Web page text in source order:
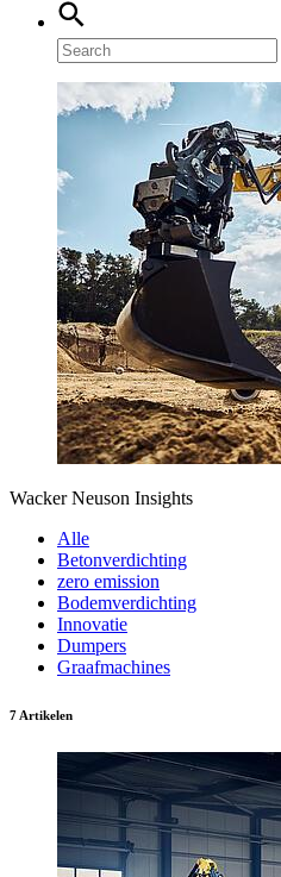
Wacker Neuson Insights
Alle
Betonverdichting
zero emission
Bodemverdichting
Innovatie
Dumpers
Graafmachines
7 Artikelen